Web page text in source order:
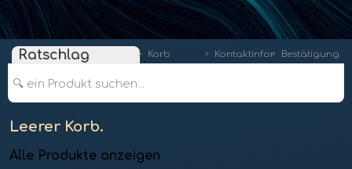
Ratschlag Korb Kontaktinformationen
Bestätigung
🔍 ein Produkt suchen...
Leerer Korb.
Alle Produkte anzeigen